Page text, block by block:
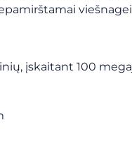
įskaitant 100